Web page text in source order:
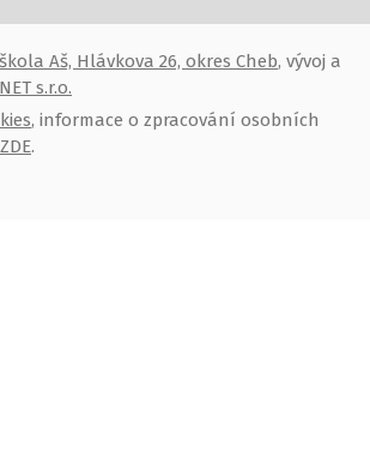
Aš, Hlávkova 26, okres Cheb, vývoj a
s.r.o.
, informace o zpracování osobních
ZDE.